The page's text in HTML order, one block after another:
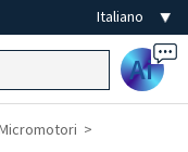
Ai